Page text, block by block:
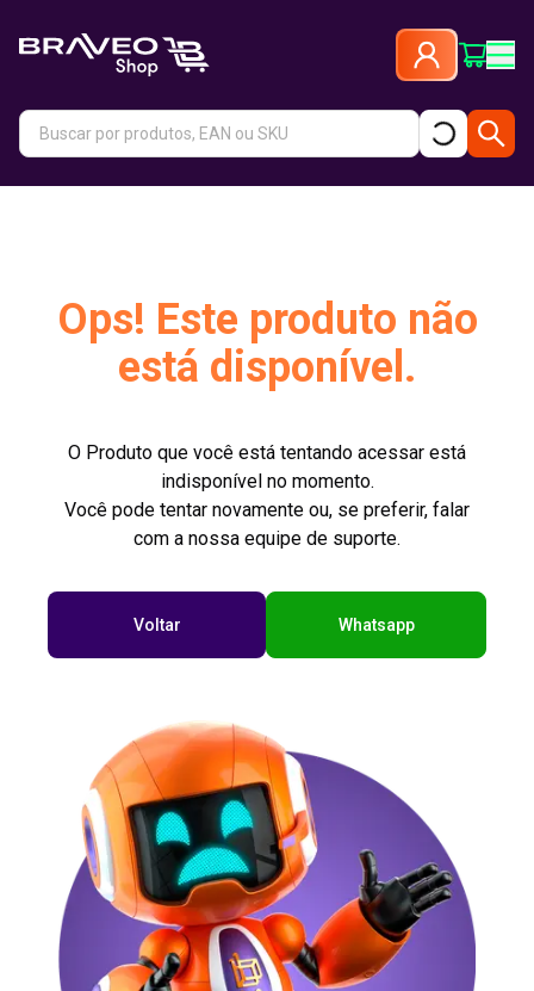
Ops! Este produto não
está disponível.
O Produto que você está tentando acessar está
indisponível no momento.
Você pode tentar novamente ou, se preferir, falar
com a nossa equipe de suporte.
Voltar Whatsapp